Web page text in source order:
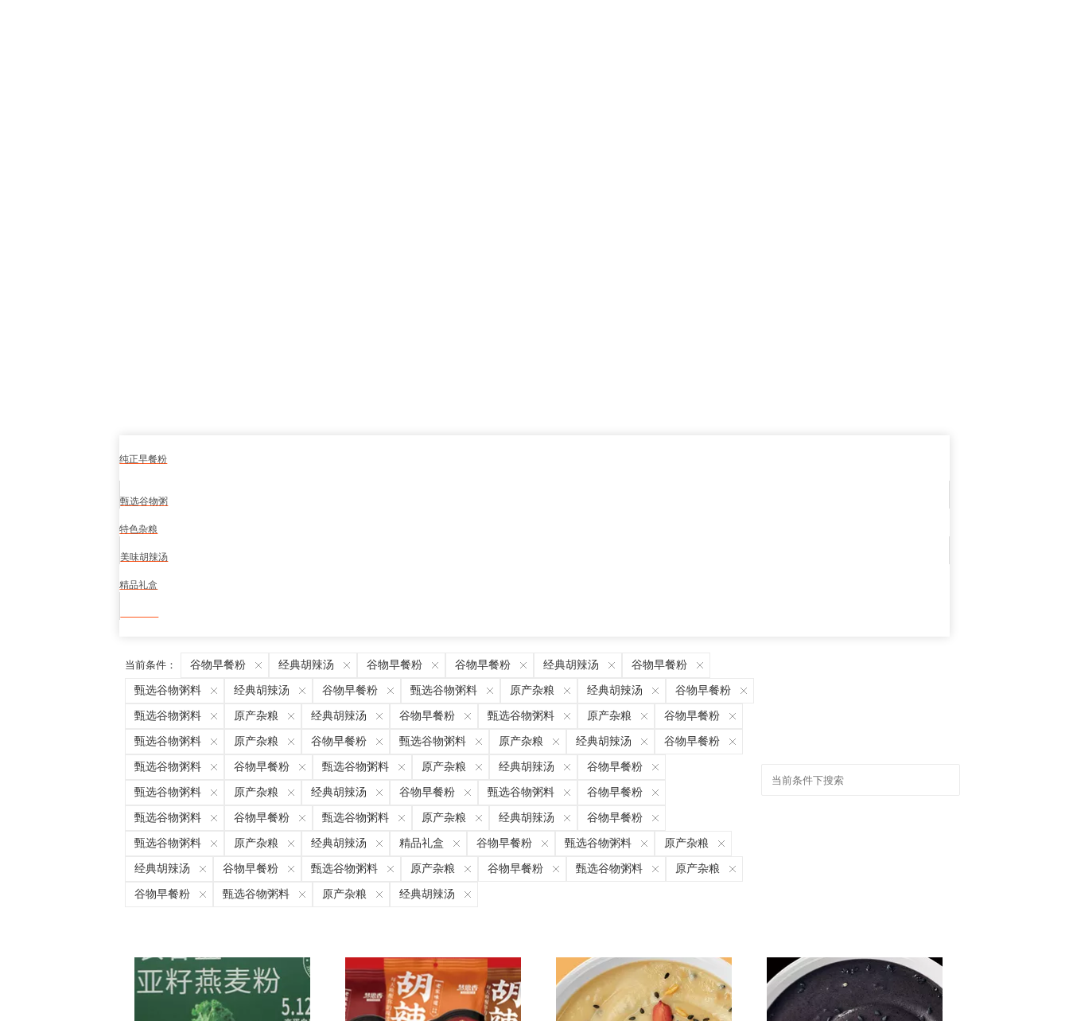
纯正早餐粉
甄选谷物粥
特色杂粮
美味胡辣汤
精品礼盒
当前条件： 谷物早餐粉 经典胡辣汤 谷物早餐粉 谷物早餐粉 经典胡辣汤 谷物早餐粉
甄选谷物粥料 经典胡辣汤 谷物早餐粉 甄选谷物粥料 原产杂粮 经典胡辣汤 谷物早餐粉
甄选谷物粥料 原产杂粮 经典胡辣汤 谷物早餐粉 甄选谷物粥料 原产杂粮 谷物早餐粉
甄选谷物粥料 原产杂粮 谷物早餐粉 甄选谷物粥料 原产杂粮 经典胡辣汤 谷物早餐粉
甄选谷物粥料 谷物早餐粉 甄选谷物粥料 原产杂粮 经典胡辣汤 谷物早餐粉
甄选谷物粥料 原产杂粮 经典胡辣汤 谷物早餐粉 甄选谷物粥料 谷物早餐粉
甄选谷物粥料 谷物早餐粉 甄选谷物粥料 原产杂粮 经典胡辣汤 谷物早餐粉
甄选谷物粥料 原产杂粮 经典胡辣汤 精品礼盒 谷物早餐粉 甄选谷物粥料 原产杂粮
经典胡辣汤 谷物早餐粉 甄选谷物粥料 原产杂粮 谷物早餐粉 甄选谷物粥料 原产杂粮
谷物早餐粉 甄选谷物粥料 原产杂粮 经典胡辣汤